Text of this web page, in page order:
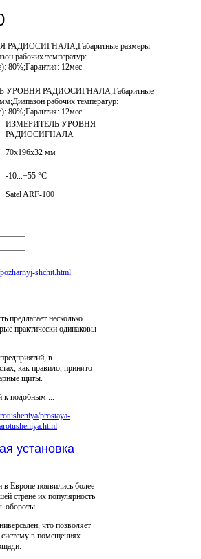
размеры
рабочих температур:
80%;Гарантия: 12мес
УРОВНЯ РАДИОСИГНАЛА;Габаритные
рабочих температур:
80%;Гарантия: 12мес
ИЗМЕРИТЕЛЬ УРОВНЯ
РАДИОСИГНАЛА
70x196x32 мм
-10...+55 °С
Satel ARF-100
предлагает несколько
практически одинаковы
в
как правило, принято
щиты.
к подобным ...
установка
Европе появились более
стране их популярность
обороты.
что позволяет
систему в помещениях